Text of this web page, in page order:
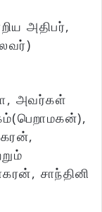
அதிபர்,
அவர்கள்
சாந்தினி